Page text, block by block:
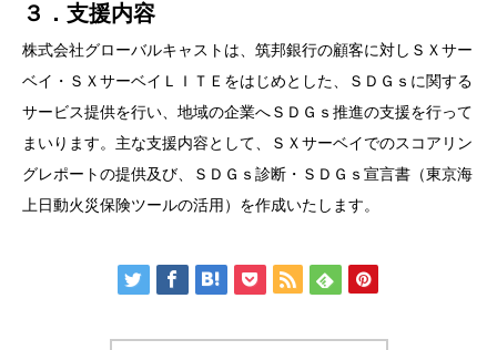
３．支援内容
株式会社グローバルキャストは、筑邦銀行の顧客に対しＳＸサー
ベイ・ＳＸサーベイＬＩＴＥをはじめとした、ＳＤＧｓに関する
サービス提供を行い、地域の企業へＳＤＧｓ推進の支援を行って
まいります。主な支援内容として、ＳＸサーベイでのスコアリン
グレポートの提供及び、ＳＤＧｓ診断・ＳＤＧｓ宣言書（東京海
上日動火災保険ツールの活用）を作成いたします。